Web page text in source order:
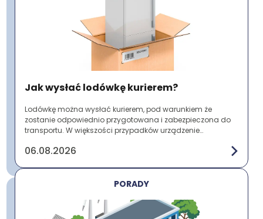
Jak wysłać lodówkę kurierem?
Lodówkę można wysłać kurierem, pod warunkiem że
zostanie odpowiednio przygotowana i zabezpieczona do
transportu. W większości przypadków urządzenie
06.08.2026
PORADY